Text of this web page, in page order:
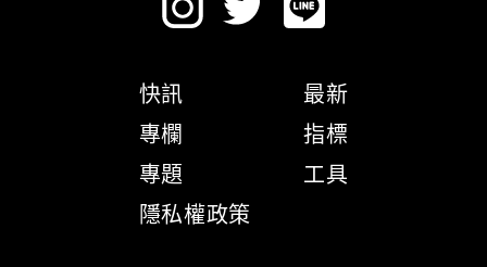
快訊
專欄
專題
隱私權政策
最新
指標
工具